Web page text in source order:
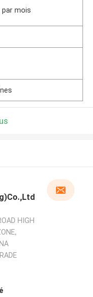
par mois
HIGH